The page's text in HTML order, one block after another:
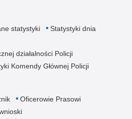
statystyki
Statystyki dnia
działalności Policji
Komendy Głównej Policji
Oficerowie Prasowi